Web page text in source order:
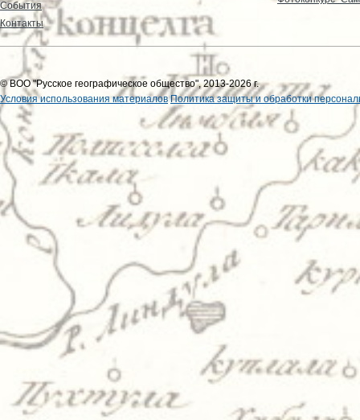
События
Контакты
© ВОО "Русское географическое общество", 2013-2026 г.
Условия использования материалов Политика защиты и обработки